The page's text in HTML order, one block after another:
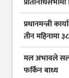
प्रधानमन्त्री
तीन महिनामा
मल अभावले
फर्किन बाध्य